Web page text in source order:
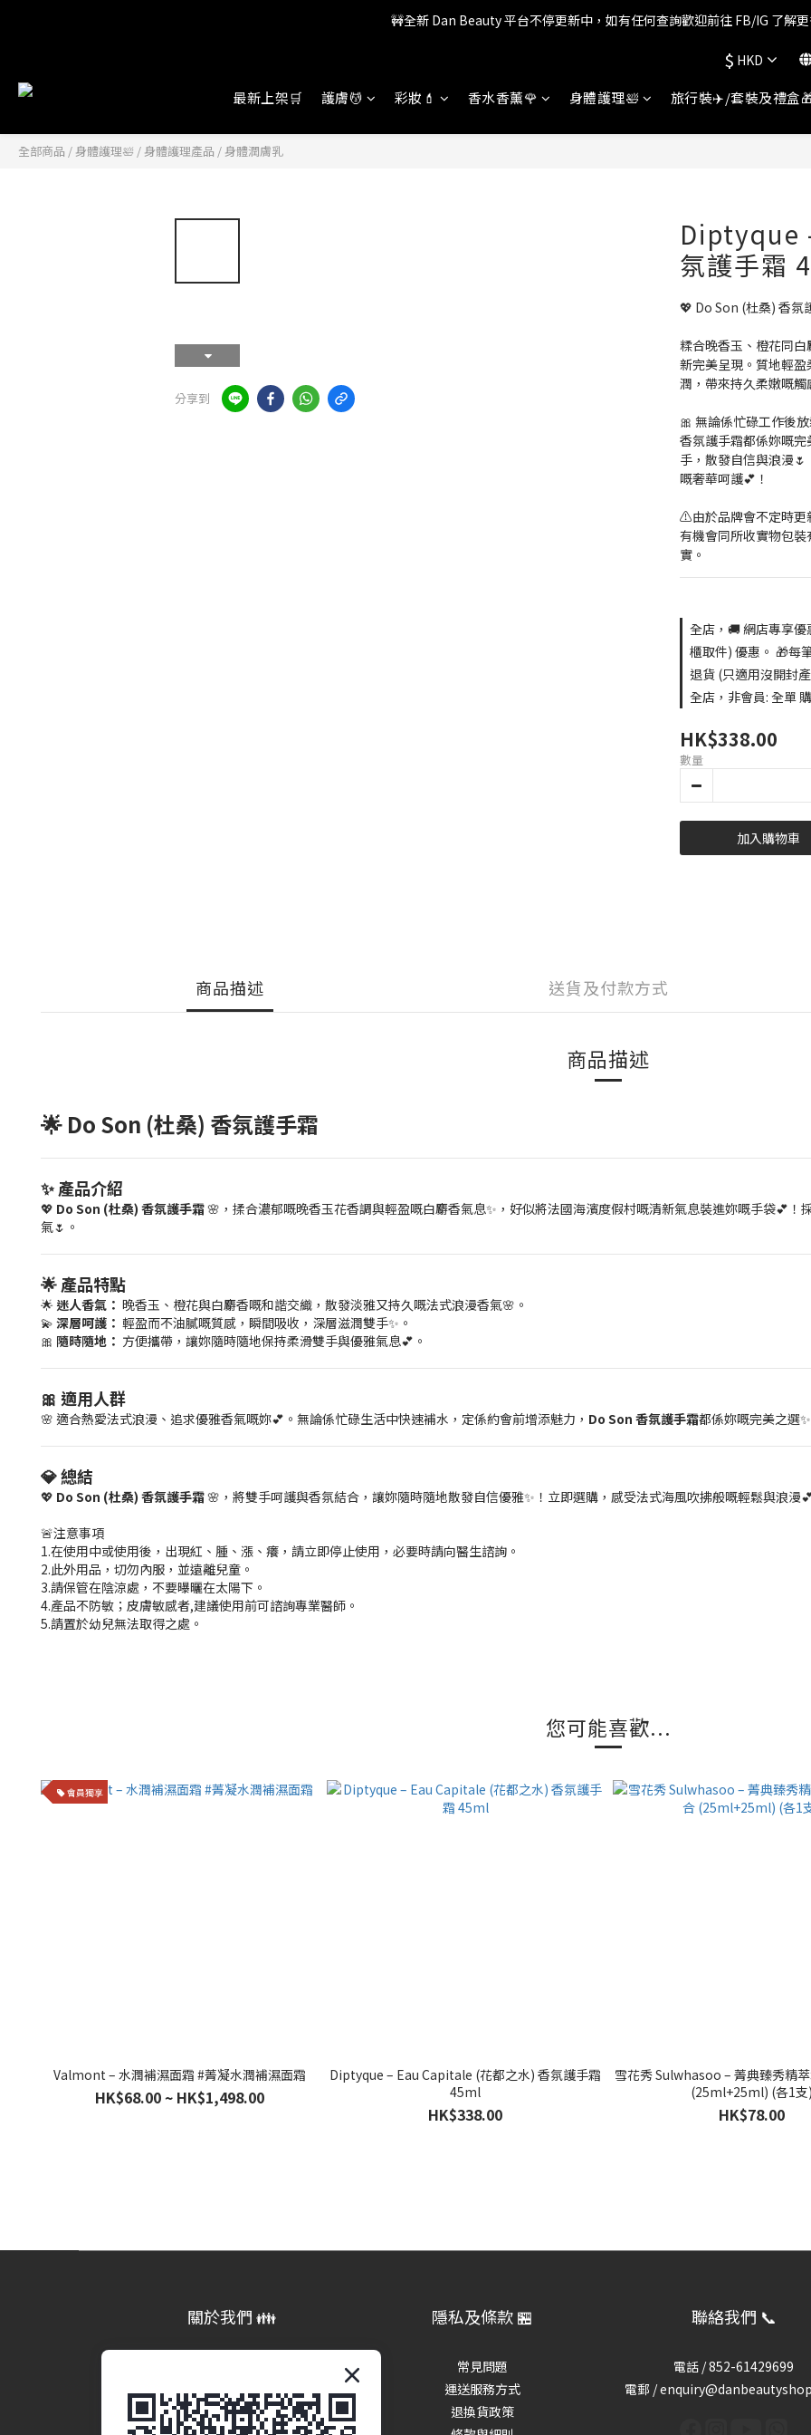
會員權益升級中✨ 新福利即將公布💝敬請期待2026!
🚧全新 Dan Beauty 平台不停更新中，如有任何查詢歡迎前往 FB/IG 了解
💬 Whatsapp 查詢熱線 - 直接搵我地真人客服啦👧 !
會員權益升級中✨ 新福利即將公布💝敬請期待2026!
$ HKD
最新上架🛒 護膚💆 彩妝💄 香水香薰🌹 身體護理🛀 旅行裝✈️/套裝及禮盒
全部商品 / 身體護理🛀 / 身體護理產品 / 身體潤膚乳
分享到
Diptyque
氛護手霜
💖 Do Son (杜桑) 香氛
糅合晚香玉、橙花同
新完美呈現。質地輕
潤，帶來持久柔嫩嘅觸
🎀 無論係忙碌工作後
香氛護手霜都係妳嘅
手，散發自信與浪漫
嘅奢華呵護💕！
⚠️由於品牌會不定時更
有機會同所收實物包
實。
全店，🚚 網店專享
櫃取件) 優惠。 🎁每
退貨 (只適用沒開封
全店，非會員: 全單
HK$338.00
數量
加入購物車
商品描述 送貨及付款方式
商品描述
🌟 Do Son (杜桑) 香氛護手霜
✨ 產品介紹
💖 Do Son (杜桑) 香氛護手霜🌸，揉合濃郁嘅晚香玉花香調與輕盈嘅白麝香氣息✨，好似將法國海濱度假村嘅清新氣息裝進妳嘅手袋💕
氣🌷。
🌟 產品特點
🌟 迷人香氣： 晚香玉、橙花與白麝香嘅和諧交織，散發淡雅又持久嘅法式浪漫香氣🌸。
💫 深層呵護： 輕盈而不油膩嘅質感，瞬間吸收，深層滋潤雙手✨。
🎀 隨時隨地： 方便攜帶，讓妳隨時隨地保持柔滑雙手與優雅氣息💕。
🎀 適用人群
🌸 適合熱愛法式浪漫、追求優雅香氣嘅妳💕。無論係忙碌生活中快速補水，定係約會前增添魅力， Do Son 香氛護手霜都係妳嘅完美之選
💎 總結
💖 Do Son (杜桑) 香氛護手霜🌸，將雙手呵護與香氛結合，讓妳隨時隨地散發自信優雅✨！立即選購，感受法式海風吹拂般嘅輕鬆與浪漫
🚨注意事項
1.在使用中或使用後，出現紅、腫、漲、癢，請立即停止使用，必要時請向醫生諮詢。
2.此外用品，切勿內服，並遠離兒童。
3.請保管在陰涼處，不要曝曬在太陽下。
4.產品不防敏；皮膚敏感者,建議使用前可諮詢專業醫師。
5.請置於幼兒無法取得之處。
您可能喜歡...
會員獨享
Valmont – 水潤補濕面霜 #菁凝水潤補濕面霜
HK$68.00 ~ HK$1,498.00
Diptyque – Eau Capitale (花都之水) 香氛護手霜
45ml
HK$338.00
雪花秀 Sulwhasoo – 菁典臻秀精
(25ml+25ml) (各1支
HK$78.00
關於我們 👪
商業合作 (即將推出)
隱私及條款 🏪
常見問題
運送服務方式
退換貨政策
聯絡我們 📞
電話 /852-61429699
電郵 /